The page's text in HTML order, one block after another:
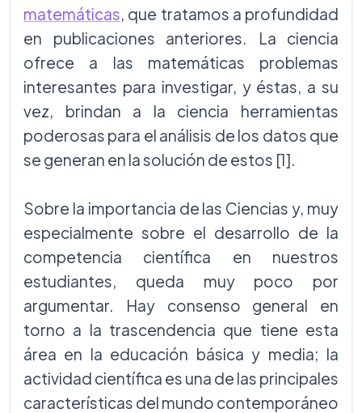
matemáticas, que tratamos a profundidad
en publicaciones anteriores. La ciencia
ofrece a las matemáticas problemas
interesantes para investigar, y éstas, a su
vez, brindan a la ciencia herramientas
poderosas para el análisis de los datos que
se generan en la solución de estos [1].
Sobre la importancia de las Ciencias y, muy
especialmente sobre el desarrollo de la
competencia científica en nuestros
estudiantes, queda muy poco por
argumentar. Hay consenso general en
torno a la trascendencia que tiene esta
área en la educación básica y media; la
actividad científica es una de las principales
características del mundo contemporáneo